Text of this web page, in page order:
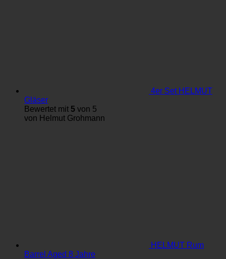
4er Set HELMUT
Gläser
Bewertet mit 5 von 5
von Helmut Grohmann
HELMUT Rum
Barrel Aged 8 Jahre